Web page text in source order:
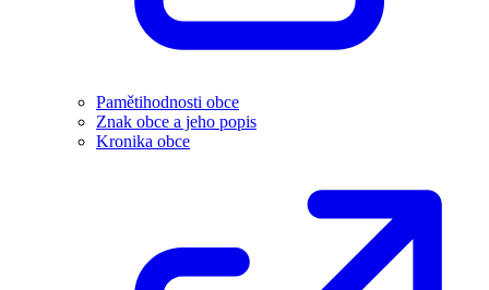
Pamětihodnosti obce
Znak obce a jeho popis
Kronika obce